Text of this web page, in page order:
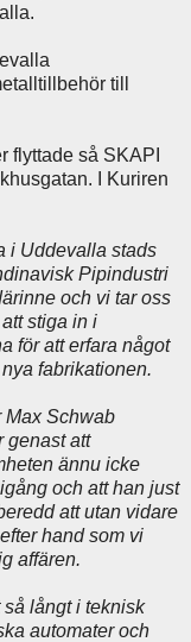
till
flyttade så SKAPI
I Kuriren
i Uddevalla stads
Pipindustri
och vi tar oss
att stiga in i
för att erfara något
fabrikationen.
Max Schwab
genast att
ännu icke
och att han just
att utan vidare
hand som vi
affären.
långt i teknisk
automater och